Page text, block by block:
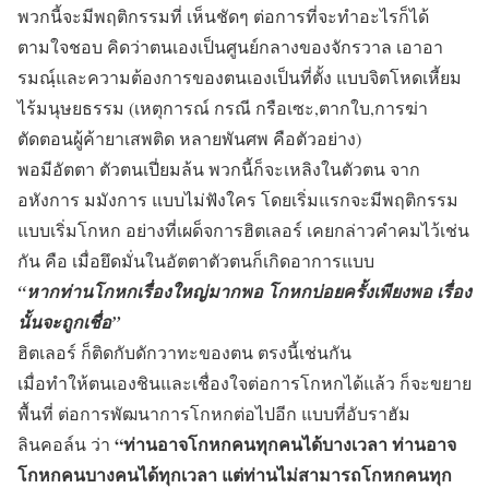
พวกนี้จะมีพฤติกรรมที่ เห็นชัดๆ ต่อการที่จะทำอะไรก็ได้
ตามใจชอบ คิดว่าตนเองเป็นศูนย์กลางของจักรวาล เอาอา
รมณฺ์และความต้องการของตนเองเป็นที่ตั้ง แบบจิตโหดเหี้ยม
ไร้มนุษยธรรม (เหตุการณ์ กรณี กรือเซะ,ตากใบ,การฆ่า
ตัดตอนผู้ค้ายาเสพติด หลายพันศพ คือตัวอย่าง)
พอมีอัตตา ตัวตนเปี่ยมล้น พวกนี้ก็จะเหลิงในตัวตน จาก
อหังการ มมังการ แบบไม่ฟังใคร โดยเริ่มแรกจะมีพฤติกรรม
แบบเริ่มโกหก อย่างที่เผด็จการฮิตเลอร์ เคยกล่าวคำคมไว้เช่น
กัน คือ เมื่อยึดมั่นในอัตตาตัวตนก็เกิดอาการแบบ
“หากท่านโกหกเรื่องใหญ่มากพอ โกหกบ่อยครั้งเพียงพอ เรื่อง
นั้นจะถูกเชื่อ”
ฮิตเลอร์ ก็ติดกับดักวาทะของตน ตรงนี้เช่นกัน
เมื่อทำให้ตนเองชินและเชื่องใจต่อการโกหกได้แล้ว ก็จะขยาย
พื้นที่ ต่อการพัฒนาการโกหกต่อไปอีก แบบที่อับราฮัม
ลินคอล์น ว่า “ท่านอาจโกหกคนทุกคนได้บางเวลา ท่านอาจ
โกหกคนบางคนได้ทุกเวลา แต่ท่านไม่สามารถโกหกคนทุก